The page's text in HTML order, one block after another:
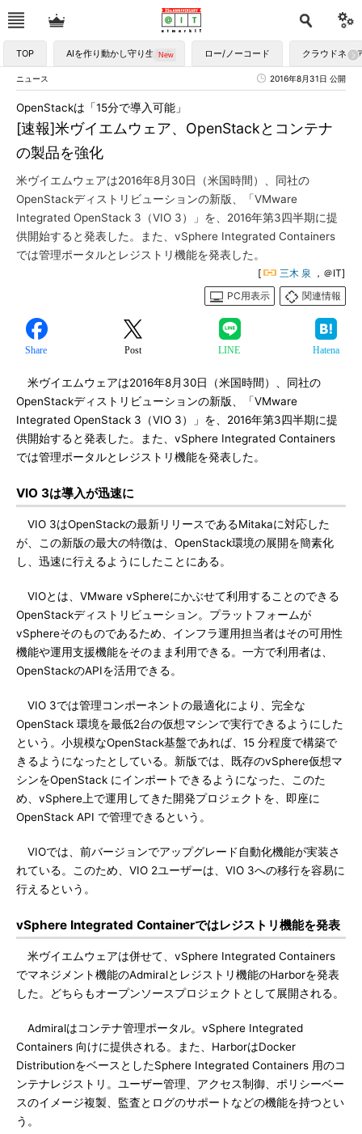
TOP AIを作り動かし守り生かす ロー/ノーコード クラウドネイ
ニュース 2016年8月31日 公開
[速報]米ヴイエムウェア、OpenStackとコンテナ
の製品を強化
OpenStackは「15分で導入可能」
米ヴイエムウェアは2016年8月30日（米国時間）、同社の
OpenStackディストリビューションの新版、「VMware
Integrated OpenStack 3（VIO 3）」を、2016年第3四半期に提
供開始すると発表した。また、vSphere Integrated Containers
では管理ポータルとレジストリ機能を発表した。
[ 三木 泉 ，＠IT]
PC用表示
関連情報
Share Post LINE Hatena
米ヴイエムウェアは2016年8月30日（米国時間）、同社の
OpenStackディストリビューションの新版、「VMware
Integrated OpenStack 3（VIO 3）」を、2016年第3四半期に提
供開始すると発表した。また、vSphere Integrated Containers
では管理ポータルとレジストリ機能を発表した。
VIO 3は導入が迅速に
VIO 3はOpenStackの最新リリースであるMitakaに対応した
が、この新版の最大の特徴は、OpenStack環境の展開を簡素化
し、迅速に行えるようにしたことにある。
VIOとは、VMware vSphereにかぶせて利用することのできる
OpenStackディストリビューション。プラットフォームが
vSphereそのものであるため、インフラ運用担当者はその可用性
機能や運用支援機能をそのまま利用できる。一方で利用者は、
OpenStackのAPIを活用できる。
VIO 3では管理コンポーネントの最適化により、完全な
OpenStack 環境を最低2台の仮想マシンで実行できるようにした
という。小規模なOpenStack基盤であれば、15 分程度で構築で
きるようになったとしている。新版では、既存のvSphere仮想マ
シンをOpenStack にインポートできるようになった、このた
め、vSphere上で運用してきた開発プロジェクトを、即座に
OpenStack API で管理できるという。
VIOでは、前バージョンでアップグレード自動化機能が実装さ
れている。このため、VIO 2ユーザーは、VIO 3への移行を容易に
行えるという。
vSphere Integrated Containerではレジストリ機能を発表
米ヴイエムウェアは併せて、vSphere Integrated Containers
でマネジメント機能のAdmiralとレジストリ機能のHarborを発表
した。どちらもオープンソースプロジェクトとして展開される。
Admiralはコンテナ管理ポータル。vSphere Integrated
Containers 向けに提供される。また、HarborはDocker
DistributionをベースとしたSphere Integrated Containers 用のコ
ンテナレジストリ。ユーザー管理、アクセス制御、ポリシーベー
スのイメージ複製、監査とログのサポートなどの機能を持つとい
う。